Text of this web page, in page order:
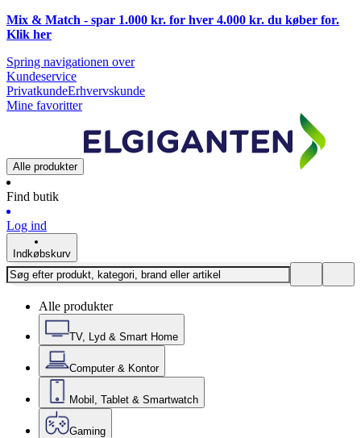
Mix & Match - spar 1.000 kr. for hver 4.000 kr. du køber for.
Klik her
Spring navigationen over
Kundeservice
PrivatkundeErhvervskunde
Mine favoritter
Alle produkter
Find butik
Log ind
Indkøbskurv
Alle produkter
TV, Lyd & Smart Home
Computer & Kontor
Mobil, Tablet & Smartwatch
Gaming